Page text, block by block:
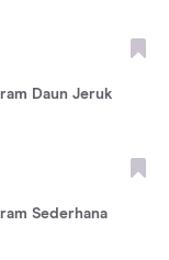
Daun Jeruk
Sederhana